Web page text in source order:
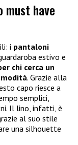
must have
i pantaloni
estivo e
chi cerca un
. Grazie alla
capo riesce a
semplici,
Il lino, infatti, è
al suo stile
una silhouette